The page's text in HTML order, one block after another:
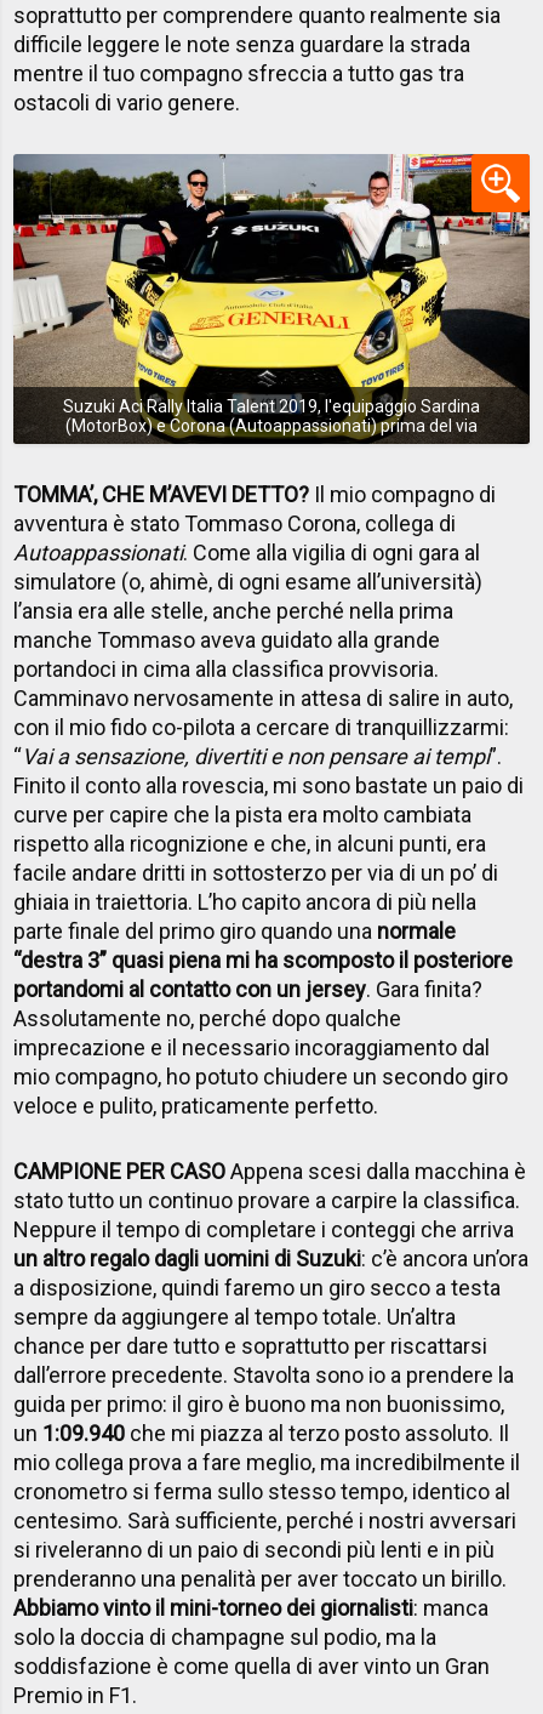
soprattutto per comprendere quanto realmente sia
difficile leggere le note senza guardare la strada
mentre il tuo compagno sfreccia a tutto gas tra
ostacoli di vario genere.
Suzuki Aci Rally Italia Talent 2019, l'equipaggio Sardina
(MotorBox) e Corona (Autoappassionati) prima del via
TOMMA’, CHE M’AVEVI DETTO? Il mio compagno di
avventura è stato Tommaso Corona, collega di
Autoappassionati. Come alla vigilia di ogni gara al
simulatore (o, ahimè, di ogni esame all’università)
l’ansia era alle stelle, anche perché nella prima
manche Tommaso aveva guidato alla grande
portandoci in cima alla classifica provvisoria.
Camminavo nervosamente in attesa di salire in auto,
con il mio fido co-pilota a cercare di tranquillizzarmi:
“Vai a sensazione, divertiti e non pensare ai tempi”.
Finito il conto alla rovescia, mi sono bastate un paio di
curve per capire che la pista era molto cambiata
rispetto alla ricognizione e che, in alcuni punti, era
facile andare dritti in sottosterzo per via di un po’ di
ghiaia in traiettoria. L’ho capito ancora di più nella
parte finale del primo giro quando una normale
“destra 3” quasi piena mi ha scomposto il posteriore
portandomi al contatto con un jersey. Gara finita?
Assolutamente no, perché dopo qualche
imprecazione e il necessario incoraggiamento dal
mio compagno, ho potuto chiudere un secondo giro
veloce e pulito, praticamente perfetto.
CAMPIONE PER CASOAppena scesi dalla macchina è
stato tutto un continuo provare a carpire la classifica.
Neppure il tempo di completare i conteggi che arriva
un altro regalo dagli uomini di Suzuki: c’è ancora un’ora
a disposizione, quindi faremo un giro secco a testa
sempre da aggiungere al tempo totale. Un’altra
chance per dare tutto e soprattutto per riscattarsi
dall’errore precedente. Stavolta sono io a prendere la
guida per primo: il giro è buono ma non buonissimo,
un 1:09.940 che mi piazza al terzo posto assoluto. Il
mio collega prova a fare meglio, ma incredibilmente il
cronometro si ferma sullo stesso tempo, identico al
centesimo. Sarà sufficiente, perché i nostri avversari
si riveleranno di un paio di secondi più lenti e in più
prenderanno una penalità per aver toccato un birillo.
Abbiamo vinto il mini-torneo dei giornalisti: manca
solo la doccia di champagne sul podio, ma la
soddisfazione è come quella di aver vinto un Gran
Premio in F1.